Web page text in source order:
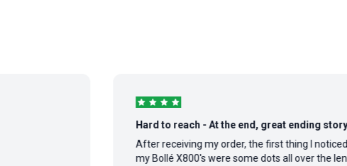
Hard to reach - At the end, great ending story
After receiving my order, the first thing I noticed on
my Bollé X800's were some dots all over the lens,